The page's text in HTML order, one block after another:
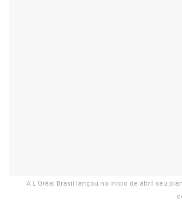
A L´Oréal Brasil lançou no início de abril seu